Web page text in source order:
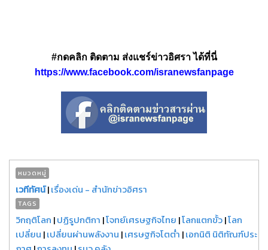
#กดคลิก ติดตาม ส่งแชร์ข่าวอิศรา ได้ที่นี่
https://www.facebook.com/isranewsfanpage
หมวดหมู่
เวทีทัศน์|เรื่องเด่น - สำนักข่าวอิศรา
TAGS
วิกฤติโลก |ปฏิรูปกติกา |โจทย์เศรษฐกิจไทย |โลกแตกขั้ว|โลก
เปลี่ยน |เปลี่ยนผ่านพลังงาน |เศรษฐกิจโตต่ำ |เอกนิติ นิติทัณฑ์ประ